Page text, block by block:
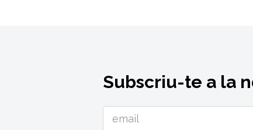
Subscriu-te a la